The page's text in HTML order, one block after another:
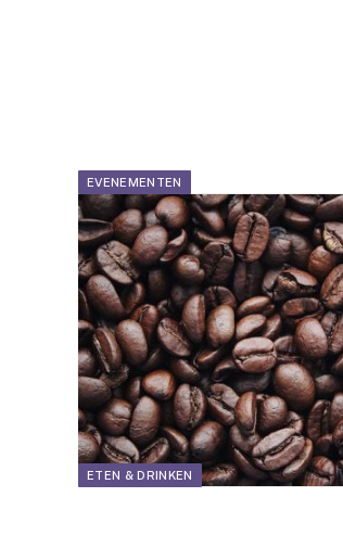
EVENEMENTEN
ETEN & DRINKEN